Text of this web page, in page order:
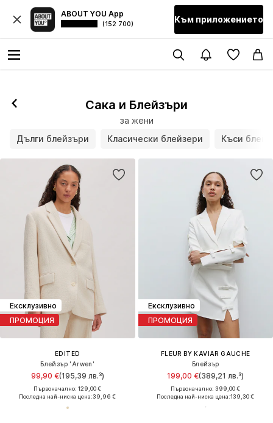
ABOUT YOU App
(152 700) Към приложението
Сака и Блейзъри
за жени
Дълги блейзъри
Класически блейзери Къси
Ексклузивно
ПРОМОЦИЯ
EDITED
Блейзър 'Arwen'
99,90 €(195,39 лв.³)
Първоначално: 129,00 €
Последна най-ниска цена:39,96 €
Ексклузивно
ПРОМОЦИЯ
FLEUR BY KAVIAR GAUCHE
Блейзър
199,00 €(389,21 лв.³)
Първоначално: 399,00 €
Последна най-ниска цена:139,30 €